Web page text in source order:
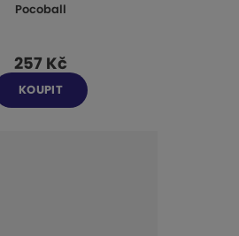
Pocoball
257 Kč
KOUPIT